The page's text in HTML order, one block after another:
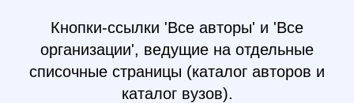
Кнопки-ссылки 'Все авторы' и 'Все
организации', ведущие на отдельные
списочные страницы (каталог авторов и
каталог вузов).